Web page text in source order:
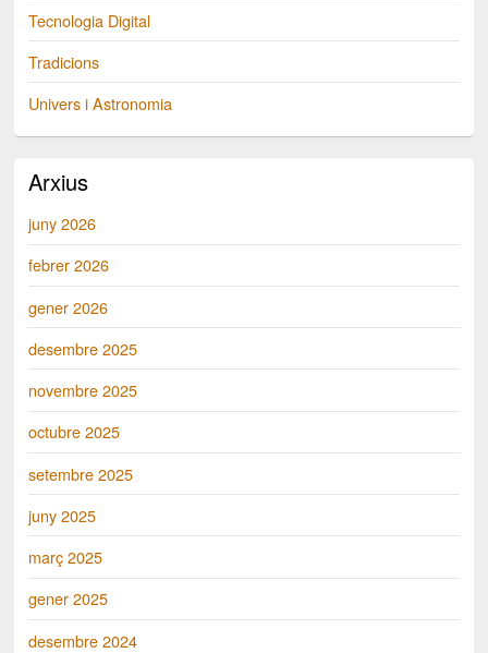
Tecnologia Digital
Tradicions
Univers i Astronomia
Arxius
juny 2026
febrer 2026
gener 2026
desembre 2025
novembre 2025
octubre 2025
setembre 2025
juny 2025
març 2025
gener 2025
desembre 2024